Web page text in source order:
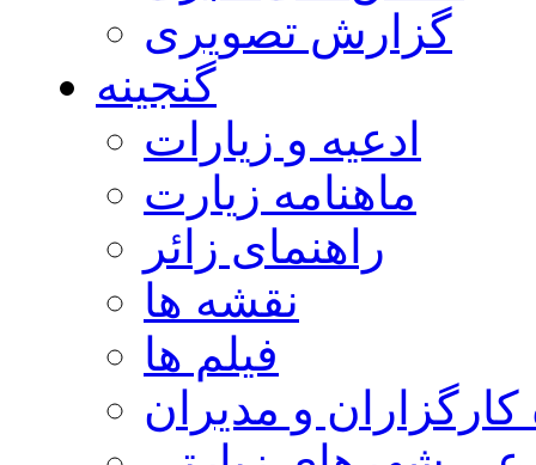
گزارش تصویری
گنجینه
ادعیه و زیارات
ماهنامه زیارت
راهنمای زائر
نقشه ها
فیلم ها
كارگزاران و مديران